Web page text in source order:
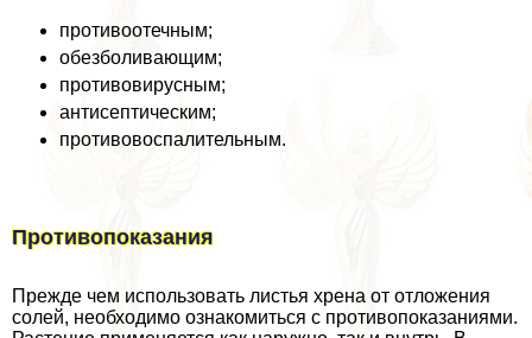
противоотечным;
обезболивающим;
противовирусным;
антисептическим;
противовоспалительным.
Противопоказания
Прежде чем использовать листья хрена от отложения
солей, необходимо ознакомиться с противопоказаниями.